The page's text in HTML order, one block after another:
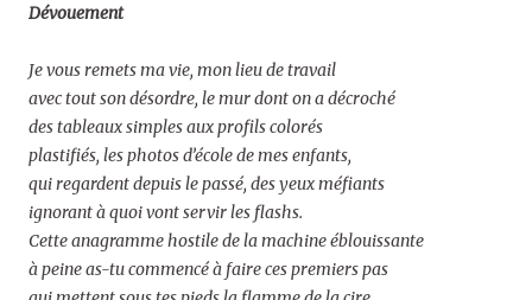
Dévouement
Je vous remets ma vie, mon lieu de travail
avec tout son désordre, le mur dont on a décroché
des tableaux simples aux profils colorés
plastifiés, les photos d’école de mes enfants,
qui regardent depuis le passé, des yeux méfiants
ignorant à quoi vont servir les flashs.
Cette anagramme hostile de la machine éblouissante
à peine as-tu commencé à faire ces premiers pas